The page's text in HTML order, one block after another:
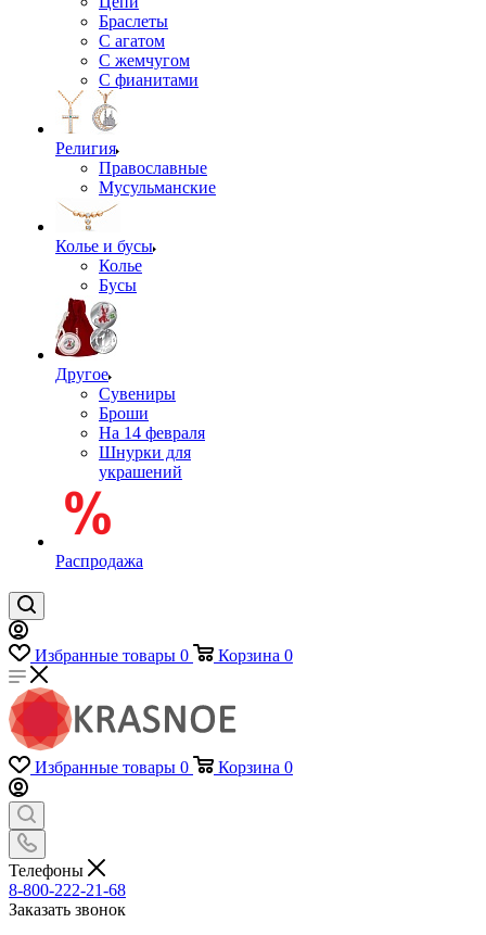
Браслеты
С агатом
С жемчугом
С фианитами
Религия
Православные
Мусульманские
Колье и бусы
Колье
Бусы
Другое
Сувениры
Броши
На 14 февраля
Шнурки для
украшений
Распродажа
Избранные товары 0 Корзина 0
Избранные товары 0 Корзина 0
Телефоны
8-800-222-21-68
Заказать звонок